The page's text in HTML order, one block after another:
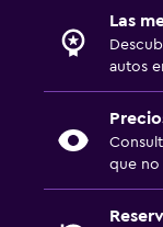
Las
autos
que no